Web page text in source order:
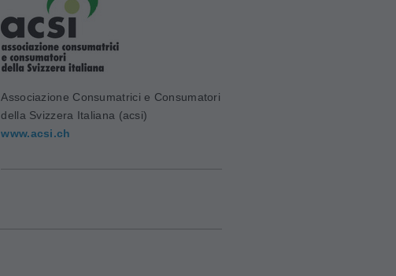
Associazione Consumatrici e Consumatori
della Svizzera Italiana (acsi)
www.acsi.ch